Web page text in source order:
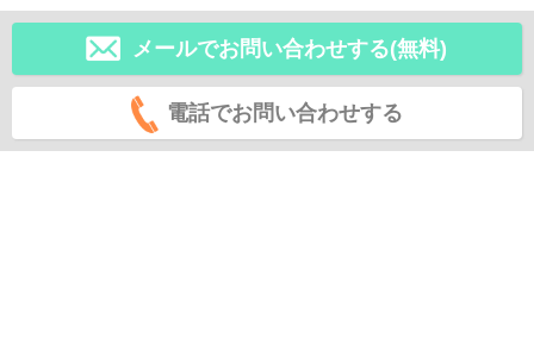
メールでお問い合わせする(無料)
電話でお問い合わせする